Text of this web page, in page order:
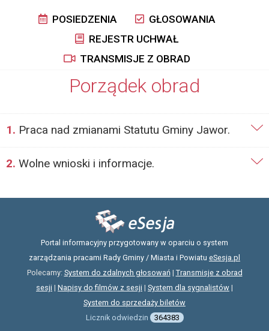
POSIEDZENIA
GŁOSOWANIA
REJESTR UCHWAŁ
TRANSMISJE Z OBRAD
Porządek obrad
1. Praca nad zmianami Statutu Gminy Jawor.
2. Wolne wnioski i informacje.
Portal informacyjny przygotowany w oparciu o system
zarządzania pracami Rady Gminy / Miasta i Powiatu eSesja.pl
Polecamy: System do zdalnych głosowań| Transmisje z obrad
sesji | Napisy do filmów z sesji | System dla sygnalistów |
System do sprzedaży biletów
Licznik odwiedzin
364383